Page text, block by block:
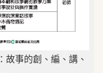
故事的創、編、講、